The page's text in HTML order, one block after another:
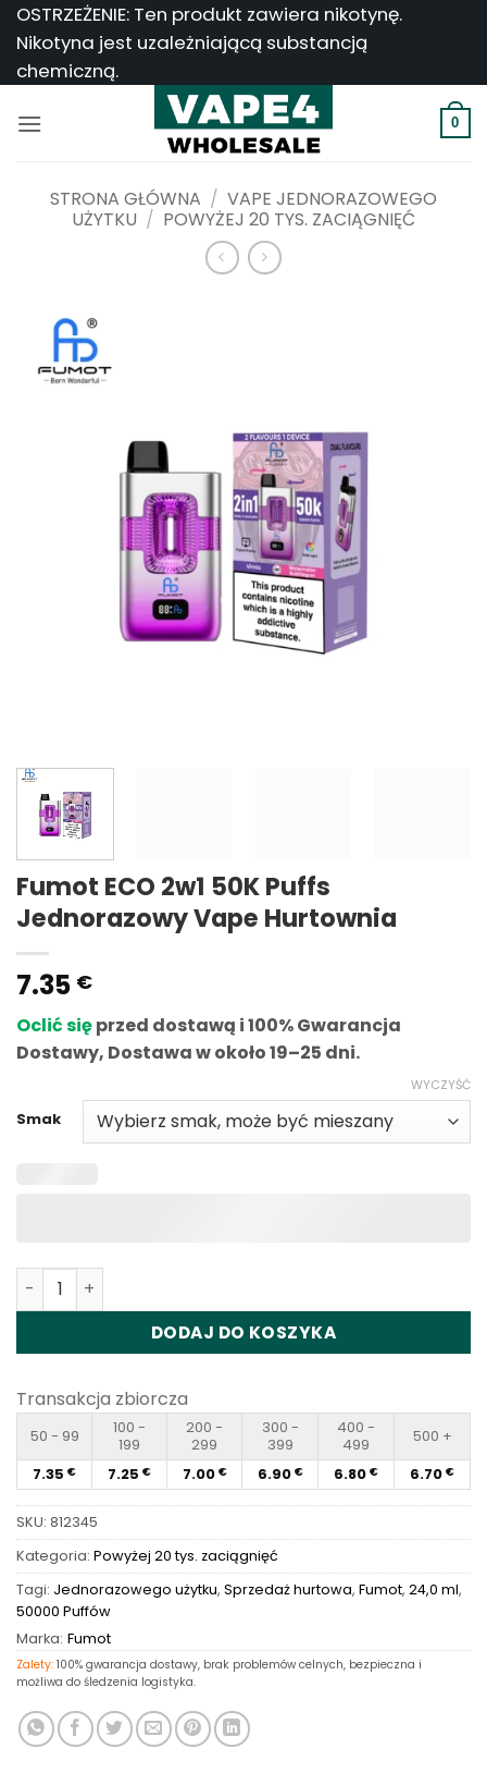
Przejdź
do
treści
OSTRZEŻENIE: Ten produkt zawiera nikotynę.
Nikotyna jest uzależniającą substancją
chemiczną.
0
STRONA GŁÓWNA / VAPE JEDNORAZOWEGO
UŻYTKU / POWYŻEJ 20 TYS. ZACIĄGNIĘĆ
Fumot ECO 2w1 50K Puffs
Jednorazowy Vape Hurtownia
7.35 €
Oclić sięprzed dostawą i 100% Gwarancja
Dostawy, Dostawa w około 19–25 dni.
Smak
WYCZYŚĆ
Ilość Fumot ECO 2in1 50K Puffs Disposable Vape
DODAJ DO KOSZYKA
Transakcja zbiorcza
50 - 99
100 -
199
200 -
299
300 -
399
400 -
499
500 +
7.35 € 7.25 € 7.00 € 6.90 € 6.80 € 6.70 €
SKU: 812345
Kategoria: Powyżej 20 tys. zaciągnięć
Tagi: Jednorazowego użytku, Sprzedaż hurtowa, Fumot, 24,0 ml,
50000 Puffów
Marka: Fumot
Zalety: 100% gwarancja dostawy, brak problemów celnych, bezpieczna i
możliwa do śledzenia logistyka.